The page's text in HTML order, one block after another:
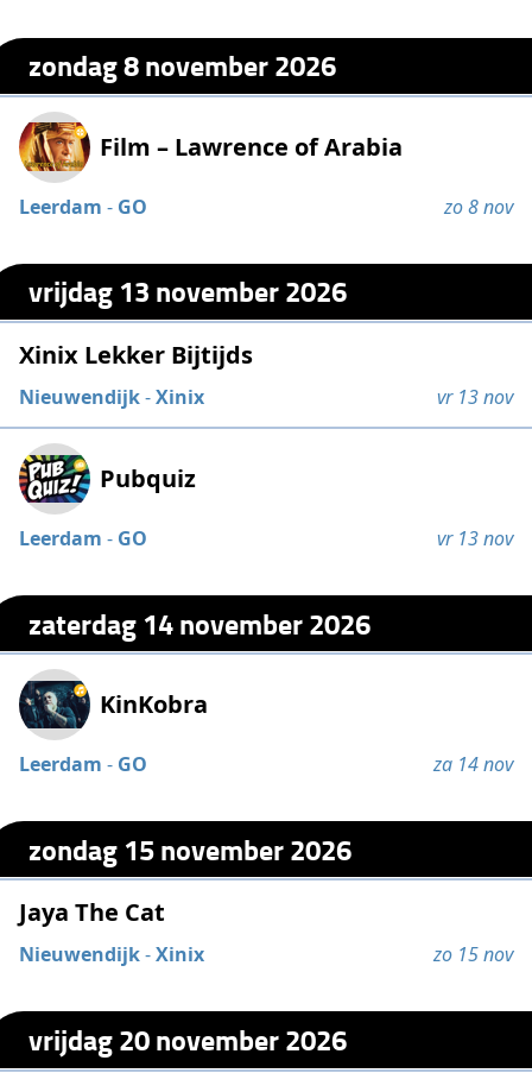
zondag 8 november 2026
Film – Lawrence of Arabia
Leerdam - GO zo 8 nov
vrijdag 13 november 2026
Xinix Lekker Bijtijds
Nieuwendijk-Xinix vr 13 nov
Pubquiz
Leerdam - GO vr 13 nov
zaterdag 14 november 2026
KinKobra
Leerdam - GO za 14 nov
zondag 15 november 2026
Jaya The Cat
Nieuwendijk-Xinix zo 15 nov
vrijdag 20 november 2026